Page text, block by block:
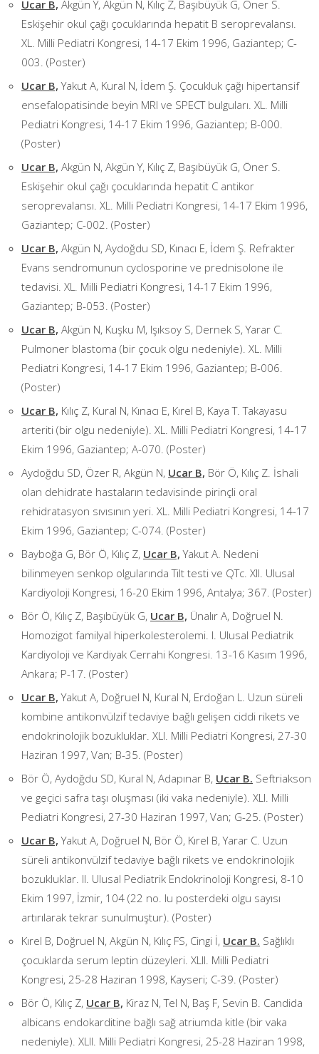
Ucar B, Akgün Y, Akgün N, Kılıç Z, Başıbüyük G, Öner S.
Eskişehir okul çağı çocuklarında hepatit B seroprevalansı.
XL. Milli Pediatri Kongresi, 14-17 Ekim 1996, Gaziantep; C-
003. (Poster)
Ucar B, Yakut A, Kural N, İdem Ş. Çocukluk çağı hipertansif
ensefalopatisinde beyin MRI ve SPECT bulguları. XL. Milli
Pediatri Kongresi, 14-17 Ekim 1996, Gaziantep; B-000.
(Poster)
Ucar B, Akgün N, Akgün Y, Kılıç Z, Başıbüyük G, Öner S.
Eskişehir okul çağı çocuklarında hepatit C antikor
seroprevalansı. XL. Milli Pediatri Kongresi, 14-17 Ekim 1996,
Gaziantep; C-002. (Poster)
Ucar B, Akgün N, Aydoğdu SD, Kınacı E, İdem Ş. Refrakter
Evans sendromunun cyclosporine ve prednisolone ile
tedavisi. XL. Milli Pediatri Kongresi, 14-17 Ekim 1996,
Gaziantep; B-053. (Poster)
Ucar B, Akgün N, Kuşku M, Işıksoy S, Dernek S, Yarar C.
Pulmoner blastoma (bir çocuk olgu nedeniyle). XL. Milli
Pediatri Kongresi, 14-17 Ekim 1996, Gaziantep; B-006.
(Poster)
Ucar B, Kılıç Z, Kural N, Kınacı E, Kırel B, Kaya T. Takayasu
arteriti (bir olgu nedeniyle). XL. Milli Pediatri Kongresi, 14-17
Ekim 1996, Gaziantep; A-070. (Poster)
Aydoğdu SD, Özer R, Akgün N, Ucar B, Bör Ö, Kılıç Z. İshali
olan dehidrate hastaların tedavisinde pirinçli oral
rehidratasyon sıvısının yeri. XL. Milli Pediatri Kongresi, 14-17
Ekim 1996, Gaziantep; C-074. (Poster)
Bayboğa G, Bör Ö, Kılıç Z, Ucar B, Yakut A. Nedeni
bilinmeyen senkop olgularında Tilt testi ve QTc. XII. Ulusal
Kardiyoloji Kongresi, 16-20 Ekim 1996, Antalya; 367. (Poster)
Bör Ö, Kılıç Z, Başıbüyük G, Ucar B, Ünalır A, Doğruel N.
Homozigot familyal hiperkolesterolemi. I. Ulusal Pediatrik
Kardiyoloji ve Kardiyak Cerrahi Kongresi. 13-16 Kasım 1996,
Ankara; P-17. (Poster)
Ucar B, Yakut A, Doğruel N, Kural N, Erdoğan L. Uzun süreli
kombine antikonvülzif tedaviye bağlı gelişen ciddi rikets ve
endokrinolojik bozukluklar. XLI. Milli Pediatri Kongresi, 27-30
Haziran 1997, Van; B-35. (Poster)
Bör Ö, Aydoğdu SD, Kural N, Adapınar B, Ucar B. Seftriakson
ve geçici safra taşı oluşması (iki vaka nedeniyle). XLI. Milli
Pediatri Kongresi, 27-30 Haziran 1997, Van; G-25. (Poster)
Ucar B, Yakut A, Doğruel N, Bör Ö, Kırel B, Yarar C. Uzun
süreli antikonvülzif tedaviye bağlı rikets ve endokrinolojik
bozukluklar. II. Ulusal Pediatrik Endokrinoloji Kongresi, 8-10
Ekim 1997, İzmir, 104 (22 no. lu posterdeki olgu sayısı
artırılarak tekrar sunulmuştur). (Poster)
Kırel B, Doğruel N, Akgün N, Kılıç FS, Cingi İ, Ucar B. Sağlıklı
çocuklarda serum leptin düzeyleri. XLII. Milli Pediatri
Kongresi, 25-28 Haziran 1998, Kayseri; C-39. (Poster)
Bör Ö, Kılıç Z, Ucar B, Kiraz N, Tel N, Baş F, Sevin B. Candida
albicans endokarditine bağlı sağ atriumda kitle (bir vaka
nedeniyle). XLII. Milli Pediatri Kongresi, 25-28 Haziran 1998,